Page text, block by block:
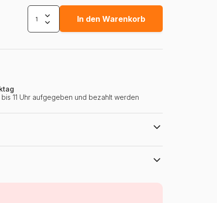
In den Warenkorb
11 Uhr aufgegeben und bezahlt werden